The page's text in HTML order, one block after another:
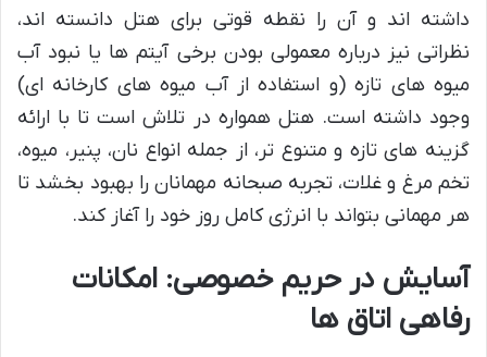
داشته اند و آن را نقطه قوتی برای هتل دانسته اند،
نظراتی نیز درباره معمولی بودن برخی آیتم ها یا نبود آب
میوه های تازه (و استفاده از آب میوه های کارخانه ای)
وجود داشته است. هتل همواره در تلاش است تا با ارائه
گزینه های تازه و متنوع تر، از جمله انواع نان، پنیر، میوه،
تخم مرغ و غلات، تجربه صبحانه مهمانان را بهبود بخشد تا
هر مهمانی بتواند با انرژی کامل روز خود را آغاز کند.
آسایش در حریم خصوصی: امکانات
رفاهی اتاق ها